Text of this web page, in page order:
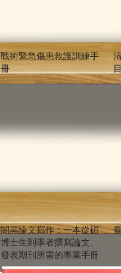
戰術緊急傷患救護訓練手
冊
闇黑論文寫作：一本從碩
博士生到學者撰寫論文、
發表期刊所需的專業手冊